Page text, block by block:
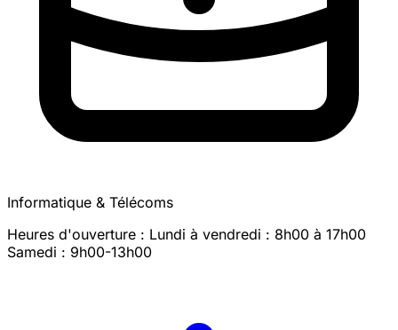
Informatique & Télécoms
Heures d'ouverture : Lundi à vendredi : 8h00 à 17h00
Samedi : 9h00-13h00